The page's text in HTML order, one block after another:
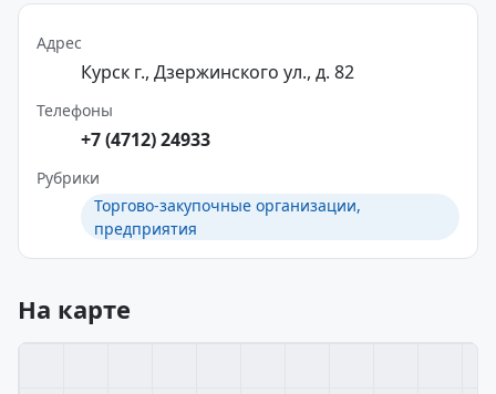
Адрес
Курск г., Дзержинского ул., д. 82
Телефоны
+7 (4712) 24933
Рубрики
Торгово-закупочные организации,
предприятия
На карте